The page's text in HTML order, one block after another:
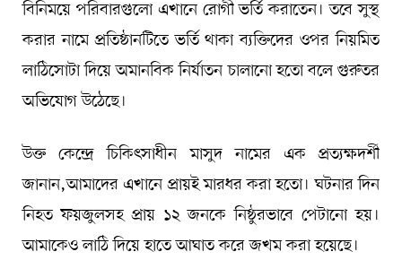
বিনিময়ে পরিবারগুলো এখানে রোগী ভর্তি করাতেন। তবে সুস্থ
করার নামে প্রতিষ্ঠানটিতে ভর্তি থাকা ব্যক্তিদের ওপর নিয়মিত
লাঠিসোটা দিয়ে অমানবিক নির্যাতন চালানো হতো বলে গুরুতর
অভিযোগ উঠেছে।
উক্ত কেন্দ্রে চিকিৎসাধীন মাসুদ নামের এক প্রত্যক্ষদর্শী
জানান,আমাদের এখানে প্রায়ই মারধর করা হতো। ঘটনার দিন
নিহত ফয়জুলসহ প্রায় ১২ জনকে নিষ্ঠুরভাবে পেটানো হয়।
আমাকেও লাঠি দিয়ে হাতে আঘাত করে জখম করা হয়েছে।